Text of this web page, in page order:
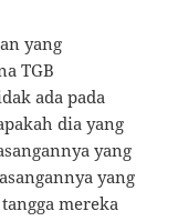
yang
TGB
ada pada
dia yang
yang
yang
mereka